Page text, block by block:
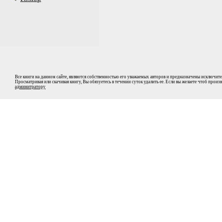
Все книги на данном сайте, являются собственностью его уважаемых авторов и предназначены
Просматривая или скачивая книгу, Вы обязуетесь в течении суток удалить ее. Если вы желаете чтоб
админитратору